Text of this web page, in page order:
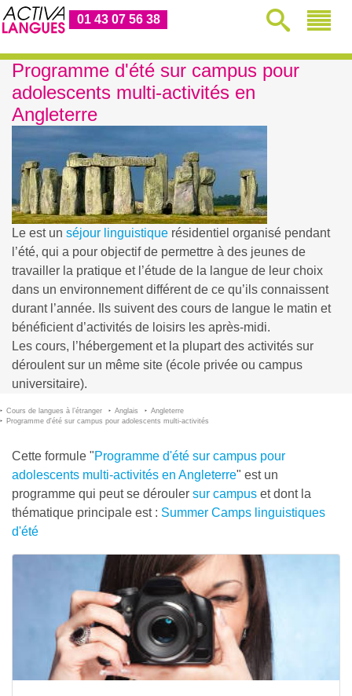
01 43 07 56 38
Programme d'été sur campus pour
adolescents multi-activités en
Angleterre
Le est un séjour linguistique résidentiel organisé pendant
l’été, qui a pour objectif de permettre à des jeunes de
travailler la pratique et l’étude de la langue de leur choix
dans un environnement différent de ce qu’ils connaissent
durant l’année. Ils suivent des cours de langue le matin et
bénéficient d’activités de loisirs les après-midi.
Les cours, l’hébergement et la plupart des activités sur
déroulent sur un même site (école privée ou campus
universitaire).
Cours de langues à l’étranger Anglais
Angleterre
Programme d'été sur campus pour adolescents multi-activités
Cette formule "Programme d'été sur campus pour
adolescents multi-activités en Angleterre" est un
programme qui peut se dérouler sur campus et dont la
thématique principale est : Summer Camps linguistiques
d'été